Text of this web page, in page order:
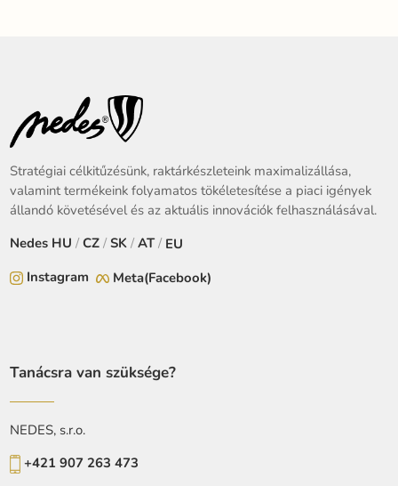
Stratégiai célkitűzésünk, raktárkészleteink maximalizállása,
valamint termékeink folyamatos tökéletesítése a piaci igények
állandó követésével és az aktuális innovációk felhasználásával.
Nedes HU /CZ /SK / AT/ EU
Instagram
Meta(Facebook)
Tanácsra van szüksége?
NEDES, s.r.o.
+421 907 263 473